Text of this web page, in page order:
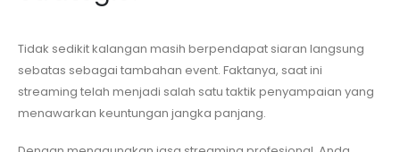
Tidak sedikit kalangan masih berpendapat siaran langsung
sebatas sebagai tambahan event. Faktanya, saat ini
streaming telah menjadi salah satu taktik penyampaian yang
menawarkan keuntungan jangka panjang.